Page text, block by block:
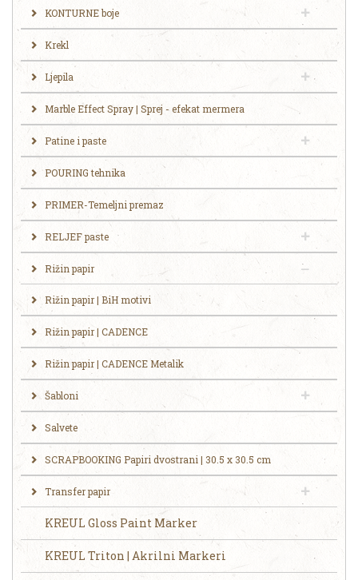
KONTURNE boje
Krekl
Ljepila
Marble Effect Spray | Sprej - efekat mermera
Patine i paste
POURING tehnika
PRIMER-Temeljni premaz
RELJEF paste
Rižin papir
Rižin papir | BiH motivi
Rižin papir | CADENCE
Rižin papir | CADENCE Metalik
Šabloni
Salvete
SCRAPBOOKING Papiri dvostrani | 30.5 x 30.5 cm
Transfer papir
KREUL Gloss Paint Marker
KREUL Triton | Akrilni Markeri